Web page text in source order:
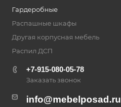
Гардеробные
Распашные шкафы
Другая корпусная мебель
Распил ДСП
+7-915-080-05-78
Заказать звонок
info@mebelposad.ru